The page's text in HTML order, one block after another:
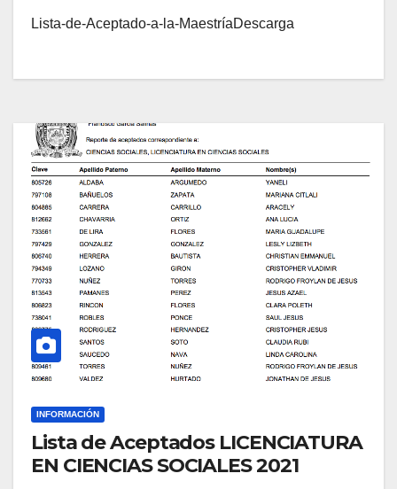
Lista-de-Aceptado-a-la-MaestríaDescarga
INFORMACIÓN
Lista de Aceptados LICENCIATURA
EN CIENCIAS SOCIALES 2021